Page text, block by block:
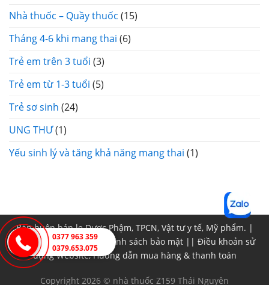
Nhà thuốc – Quầy thuốc (15)
Tháng 4-6 khi mang thai (6)
Trẻ em trên 3 tuổi (3)
Trẻ em từ 1-3 tuổi (5)
Trẻ sơ sinh (24)
UNG THƯ(1)
Yếu sinh lý và tăng khả năng mang thai (1)
Bán buôn bán lẹ Dược Phậm, TPCN, Vật tư y tế, Mỹ phẩm. |
Chính sách đổi trả|| Chính sách bảo mật|| Điều khoản sử
dụng Website, Hướng dẫn mua hàng & thanh toán
Copyright 2026 © nhà thuốc Z159 Thái Nguyên
0377 963 359
0379.653.075